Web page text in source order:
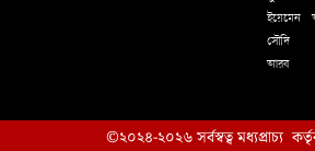
ইয়েমেন
সৌদি
আরব
©২০২৪-২০২৬ সর্বস্বত্ব মধ্যপ্রাচ্য